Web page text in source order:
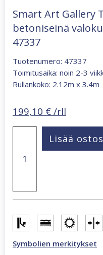
Smart Art Gallery
betoniseinä
47337
Tuotenumero: 47337
Toimitusaika: noin 2-3
Rullankoko: 2.12m x 3.4m
199,10 € /rll
Tomke
3,4
m
valokuvatapetti
harmaa
47337
Lisää
Symbolien merkitykset